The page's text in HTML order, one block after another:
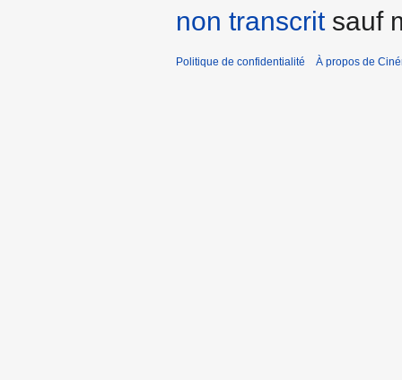
non transcritsauf
Politique de confidentialité À propos de